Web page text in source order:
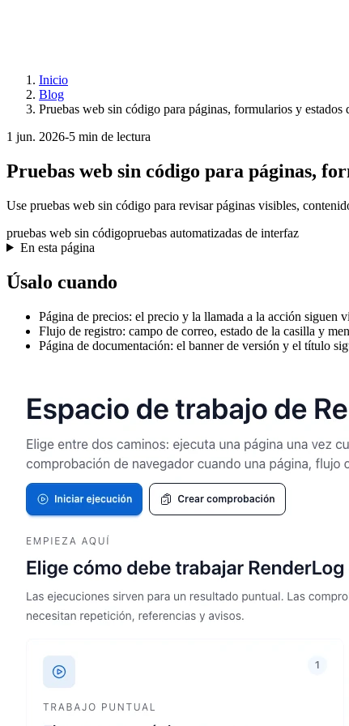
Inicio
Blog
Pruebas web sin código para páginas, formularios y estados
1 jun. 2026-5 min de lectura
Pruebas web sin código para páginas,
Use pruebas web sin código para revisar páginas visibles,
pruebas web sin códigopruebas automatizadas de interfaz
En esta página
Úsalo cuando
Página de precios: el precio y la llamada a la acción siguen
Flujo de registro: campo de correo, estado de la casilla y
Página de documentación: el banner de versión y el título